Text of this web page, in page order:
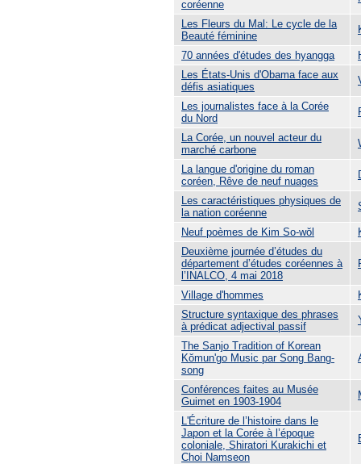
coréenne
Les Fleurs du Mal: Le cycle de la
Beauté féminine
70 années d'études des hyangga
Les États-Unis d'Obama face aux
défis asiatiques
Les journalistes face à la Corée
du Nord
La Corée, un nouvel acteur du
marché carbone
La langue d'origine du roman
coréen, Rêve de neuf nuages
Les caractéristiques physiques de
la nation coréenne
Neuf poèmes de Kim So-wŏl
Deuxième journée d’études du
département d’études coréennes à
l’INALCO, 4 mai 2018
Village d'hommes
Structure syntaxique des phrases
à prédicat adjectival passif
The Sanjo Tradition of Korean
Kŏmun'go Music par Song Bang-
song
Conférences faites au Musée
Guimet en 1903-1904
L'Écriture de l’histoire dans le
Japon et la Corée à l’époque
coloniale, Shiratori Kurakichi et
Choi Namseon